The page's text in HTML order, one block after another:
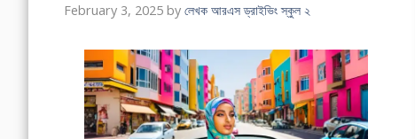
February 3, 2025 by লেখক আরএস ড্রাইভিং স্কুল ২